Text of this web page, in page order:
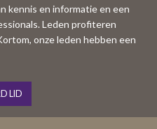
kennis en informatie en een
Leden profiteren
onze leden hebben een
LID